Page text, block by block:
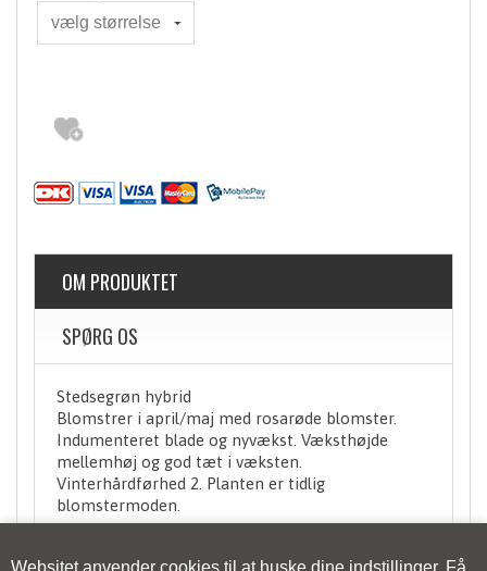
Websitet anvender cookies til at huske dine indstillinger. Få
OM PRODUKTET
SPØRG OS
Stedsegrøn hybrid
Blomstrer i april/maj med rosarøde blomster.
Indumenteret blade og nyvækst. Væksthøjde
mellemhøj og god tæt i væksten.
Vinterhårdførhed 2. Planten er tidlig
blomstermoden.